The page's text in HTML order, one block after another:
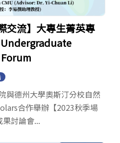
交流】大專生菁英專
與德州大學奧斯汀分校自然
合作舉辦【2023秋季場
果討論會...